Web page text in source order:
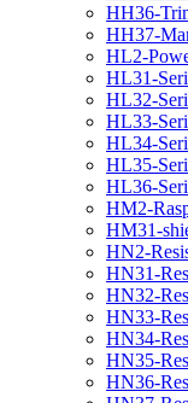
HH36-
HH37-
HL2-
HL31-
HL32-
HL33-
HL34-
HL35-
HL36-
HM2-
HM31-
HN2-
HN31-
HN32-
HN33-
HN34-
HN35-
HN36-